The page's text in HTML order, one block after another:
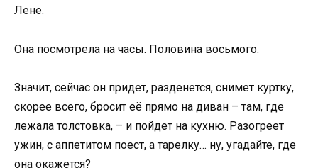
Лене.
Она посмотрела на часы. Половина восьмого.
Значит, сейчас он придет, разденется, снимет куртку,
скорее всего, бросит её прямо на диван – там, где
лежала толстовка, – и пойдет на кухню. Разогреет
ужин, с аппетитом поест, а тарелку… ну, угадайте, где
она окажется?